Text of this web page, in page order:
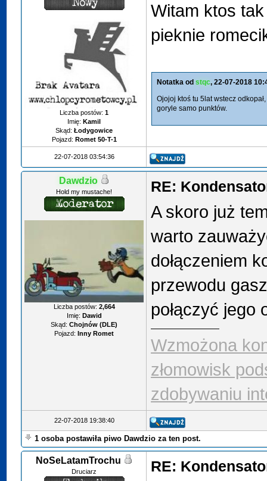
Liczba postów:1
Imię: Kamil
Skąd: Łodygowice
Pojazd: Romet 50-T-1
Witam ktos tak
pieknie
Notatka odstqc, 22-07-2018
Ojojoj ktoś tu 5lat wstecz
goryle samo punktów.
22-07-2018 03:54:36
Dawdzio
Hold my mustache!
Liczba postów: 2,664
Imię: Dawid
Skąd: Chojnów (DLE)
Pojazd: Inny Romet
RE:
A skoro już
warto
dołączeniem
przewodu
połączyć jego
Wzmożona
złomowisk
zdobywaniu
22-07-2018 19:38:40
1 osoba postawiła piwo Dawdzio za ten post.
NoSeLatamTrochu
Druciarz RE: